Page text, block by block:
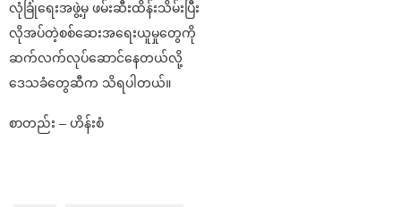
လုံခြုံရေးအဖွဲ့မှ ဖမ်းဆီးထိန်းသိမ်းပြီး
လိုအပ်တဲ့စစ်ဆေးအရေးယူမှုတွေကို
ဆက်လက်လုပ်‌ဆောင်နေတယ်လို့
ဒေသခံတွေဆီက သိရပါတယ်။
စာတည်း – ဟိန်းစံ